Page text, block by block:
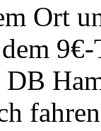
Ort